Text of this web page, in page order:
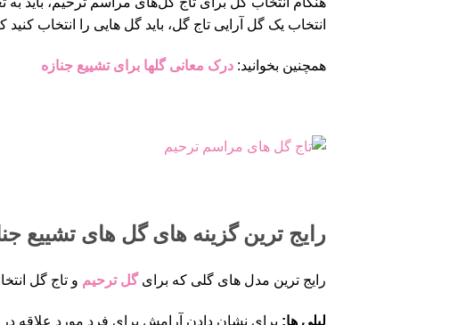
انتخاب یک گل آرایی تاج گل، باید گل هایی را انتخاب
همچنین بخوانید:درک معانی گلها برای تشییع جنازه
رایج ترین گزینه های گل های تشییع
رایج ترین مدل های گلی که برایگل ترحیم و تاج گل
لیلی ها: برای نشان دادن آرامش برای فرد مورد علاقه